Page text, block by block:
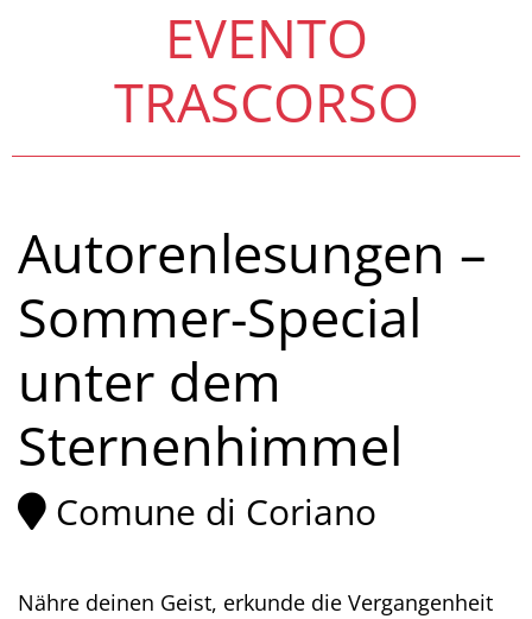
EVENTO
TRASCORSO
Autorenlesungen –
Sommer-Special
unter dem
Sternenhimmel
Comune di Coriano
Nähre deinen Geist, erkunde die Vergangenheit